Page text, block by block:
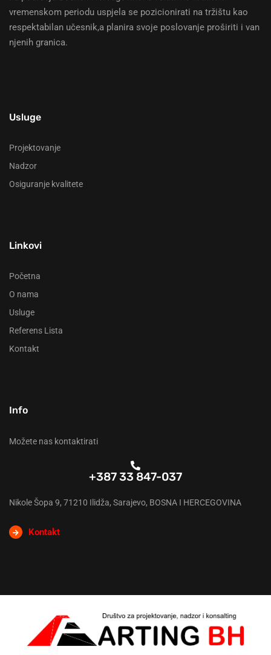
vremenskom periodu uspjela se pozicionirati na tržištu kao
respektabilan učesnik,a planira svoje poslovanje proširiti i van
njenih granica.
Usluge
Projektovanje
Nadzor
Osiguranje kvalitete
Linkovi
Početna
O nama
Usluge
Referens Lista
Kontakt
Info
Možete nas kontaktirati
+387 33 847-037
Nikole Šopa 9, 71210 Ilidža, Sarajevo, BOSNA I HERCEGOVINA
Kontakt